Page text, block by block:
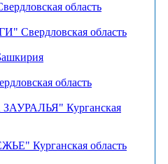
область
Свердловская область
область
Курганская
Курганская область